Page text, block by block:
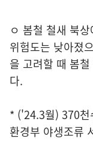
ㅇ 봄철 철새 북
위험도는 낮아졌
을 고려할 때 봄
다.
* ('24.3월) 370
환경부 야생조류